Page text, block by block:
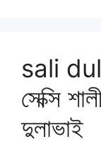
sali
সেক্সি
দুলাভাই